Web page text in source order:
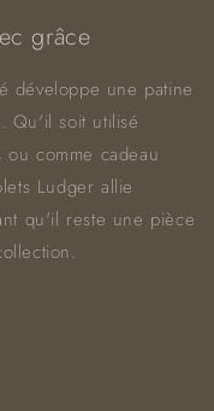
grâce
développe une patine
Qu'il soit utilisé
comme cadeau
Ludger allie
qu'il reste une pièce